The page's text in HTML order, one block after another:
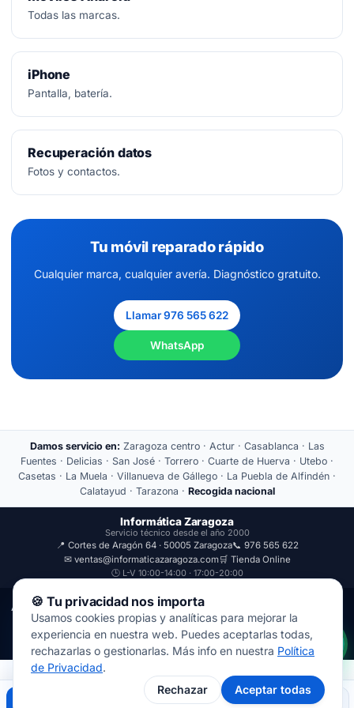
Todas las marcas.
iPhone
Pantalla, batería.
Recuperación datos
Fotos y contactos.
Tu móvil reparado rápido
Cualquier marca, cualquier avería. Diagnóstico gratuito.
Llamar 976 565 622
WhatsApp
Damos servicio en: Zaragoza centro · Actur · Casablanca · Las
Fuentes · Delicias · San José · Torrero · Cuarte de Huerva · Utebo ·
Casetas · La Muela · Villanueva de Gállego · La Puebla de Alfindén ·
Calatayud · Tarazona · Recogida nacional
Informática Zaragoza
Servicio técnico desde el año 2000
📍 Cortes de Aragón 64 · 50005 Zaragoza📞 976 565 622
✉ ventas@informaticazaragoza.com🛒 Tienda Online
🕒 L-V 10:00-14:00 · 17:00-20:00
Aviso Legal
Política de Privacidad
© 2000-2026 · Javal Informática S.L. · Tienda Informática Zaragoza
· Reparación de Ordenadores, Portátiles y Móviles.
🍪 Tu privacidad nos importa
Usamos cookies propias y analíticas para mejorar la
experiencia en nuestra web. Puedes aceptarlas todas,
rechazarlas o gestionarlas. Más info en nuestra Política
de Privacidad.
Rechazar
Aceptar todas